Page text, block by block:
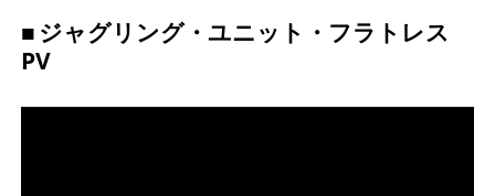
ジャグリング・ユニット・フラトレス
PV